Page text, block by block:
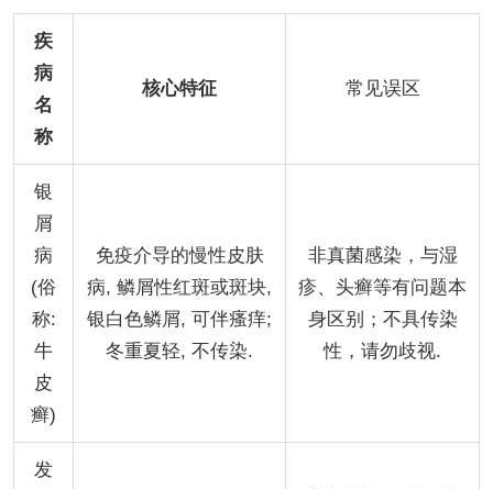
疾
病
名
称
核心特征 常见误区
银
屑
病
(俗
称:
牛
皮
癣)
免疫介导的慢性皮肤
病, 鳞屑性红斑或斑块,
银白色鳞屑, 可伴瘙痒;
冬重夏轻, 不传染.
非真菌感染，与湿
疹、头癣等有问题本
身区别；不具传染
性，请勿歧视.
发